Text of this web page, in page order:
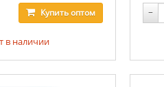
Купитьоптом
в наличии
−